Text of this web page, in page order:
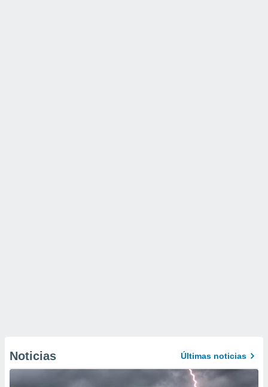
Noticias Últimas noticias